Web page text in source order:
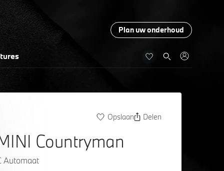
Plan uw onderhoud
Opslaan Delen
Countryman
Automaat